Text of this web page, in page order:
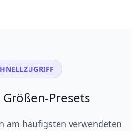
Presets
am häufigsten verwendeten